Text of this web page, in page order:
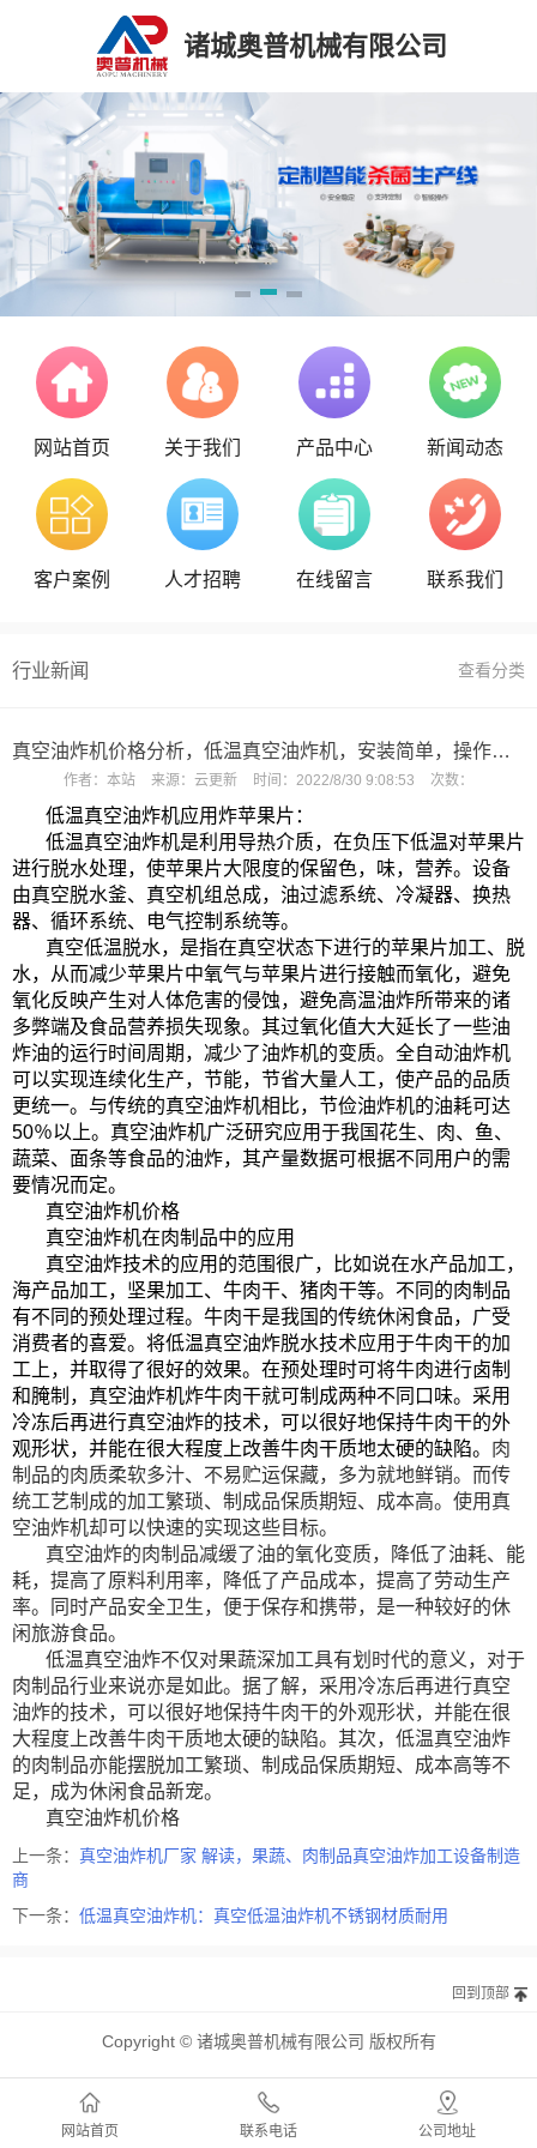
诸城奥普机械有限公司
网站首页 关于我们 产品中心 新闻动态
客户案例 人才招聘 在线留言 联系我们
行业新闻 查看分类
真空油炸机价格分析，低温真空油炸机，安装简单，操作方便
作者： 本站 来源： 云更新 时间： 2022/8/30 9:08:53 次数：
低温真空油炸机应用炸苹果片 ：
低温真空油炸机是利用导热介质，在负压下低温对苹果片
进行脱水处理，使苹果片大限度的保留色，味，营养。设备
由真空脱水釜、真空机组总成，油过滤系统、冷凝器、换热
器、循环系统、电气控制系统等。
真空低温脱水，是指在真空状态下进行的苹果片加工、脱
水，从而减少苹果片中氧气与苹果片进行接触而氧化，避免
氧化反映产生对人体危害的侵蚀，避免高温油炸所带来的诸
多弊端及食品营养损失现象。 其过氧化值大大延长了一些油
炸油的运行时间周期，减少了油炸机的变质。全自动油炸机
可以实现连续化生产，节能，节省大量人工，使产品的品质
更统一。与传统的真空油炸机相比，节俭油炸机的油耗可达
50％以上。真空油炸机广泛研究应用于我国花生、肉、鱼、
蔬菜、面条等食品的油炸，其产量数据可根据不同用户的需
要情况而定。
真空油炸机价格
真空油炸机在肉制品中的应用
真空油炸技术的应用的范围很广，比如说在水产品加工，
海产品加工，坚果加工、牛肉干、猪肉干等。不同的肉制品
有不同的预处理过程。牛肉干是我国的传统休闲食品，广受
消费者的喜爱。将低温真空油炸脱水技术应用于牛肉干的加
工上，并取得了很好的效果。在预处理时可将牛肉进行卤制
和腌制，真空油炸机炸牛肉干就可制成两种不同口味。采用
冷冻后再进行真空油炸的技术，可以很好地保持牛肉干的外
观形状，并能在很大程度上改善牛肉干质地太硬的缺陷。 肉
制品的肉质柔软多汁、不易贮运保藏，多为就地鲜销。而传
统工艺制成的加工繁琐、制成品保质期短、成本高。使用真
空油炸机却可以快速的实现这些目标。
真空油炸的肉制品减缓了油的氧化变质，降低了油耗、能
耗，提高了原料利用率，降低了产品成本，提高了劳动生产
率。同时产品安全卫生，便于保存和携带，是一种较好的休
闲旅游食品。
低温真空油炸不仅对果蔬深加工具有划时代的意义，对于
肉制品行业来说亦是如此。据了解，采用冷冻后再进行真空
油炸的技术，可以很好地保持牛肉干的外观形状，并能在很
大程度上改善牛肉干质地太硬的缺陷。其次，低温真空油炸
的肉制品亦能摆脱加工繁琐、制成品保质期短、成本高等不
足，成为休闲食品新宠。
真空油炸机价格
上一条： 真空油炸机厂家 解读，果蔬、肉制品真空油炸加工设备制造
商
下一条： 低温真空油炸机：真空低温油炸机不锈钢材质耐用
回到顶部
Copyright © 诸城奥普机械有限公司 版权所有
网站首页 联系电话 公司地址